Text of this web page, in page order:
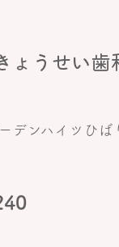
デンハイツひば